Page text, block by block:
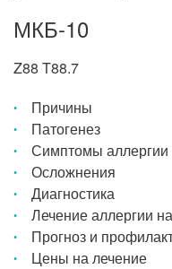
МКБ-10
Z88 T88.7
Причины
Патогенез
Симптомы аллергии
Осложнения
Диагностика
Лечение аллергии
Прогноз и
Цены на лечение